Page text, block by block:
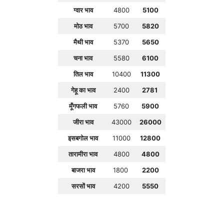
ग्वार भाव
4800
5100
मोठ भाव
5700
5820
मैथी भाव
5370
5650
चना भाव
5580
6100
तिल भाव
10400
11300
गेहू का भाव
2400
2781
मूँगफली भाव
5760
5900
जीरा भाव
43000
26000
इसबगोल भाव
11000
12800
तारामीरा भाव
4800
4800
बाजरा भाव
1800
2200
सरसों भाव
4200
5550